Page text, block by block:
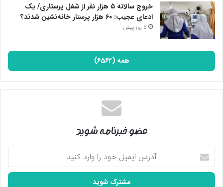
خروج سالانه ۵ هزار نفر از شغل پرستاری/ یک
ادعای عجیب: ۶۰ هزار پرستار خانه‌نشین شدند؟
5 روز پیش
همه (6562)
عضو خبرنامه شوید
آدرس
ایمیل
خود